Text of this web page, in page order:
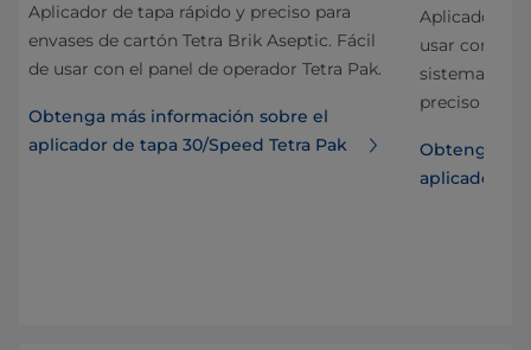
Aplicador de tapa rápido y preciso para
envases de cartón Tetra Brik Aseptic. Fácil
de usar con el panel de operador Tetra Pak.
Obtenga más información sobre el
aplicador de tapa 30/Speed Tetra Pak
Aplicador de
usar con el
sistema de
preciso de
Obtenga
aplicador de